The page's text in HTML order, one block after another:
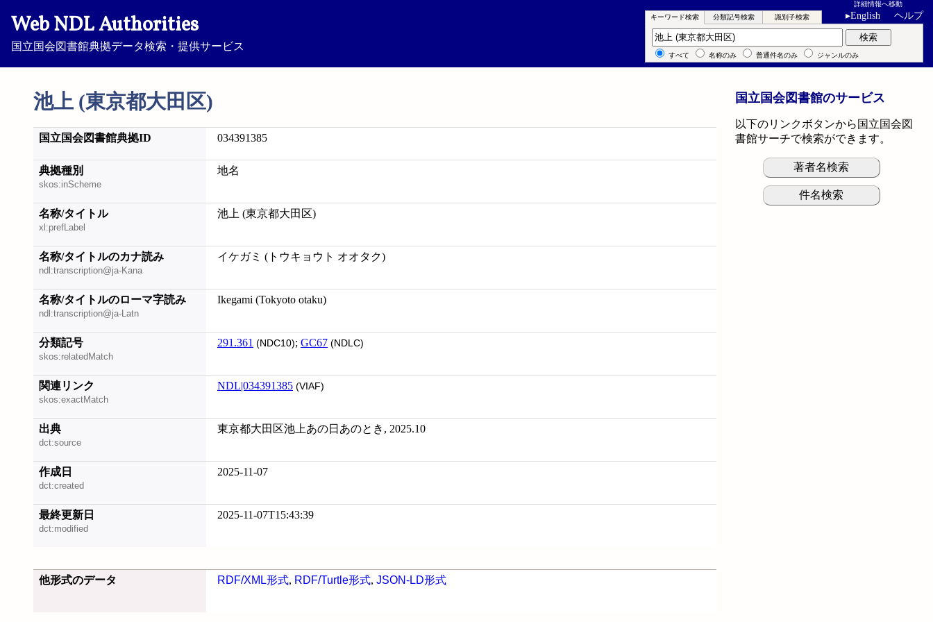
Web NDL Authorities
国立国会図書館典拠データ検索・提供サービス
詳細情報へ移動
▸English ヘルプ
池上 (東京都大田区)
キーワード検索 分類記号検索 識別子検索
キーワード検索 検索
すべて 名称のみ 普通件名のみ ジャンルのみ
国立国会図書館典拠ID 034391385
典拠種別
skos:inScheme
地名
名称/タイトル
xl:prefLabel
池上 (東京都大田区)
名称/タイトルのカナ読み
ndl:transcription@ja-Kana
イケガミ (トウキョウト オオタク)
名称/タイトルのローマ字読み
ndl:transcription@ja-Latn
Ikegami (Tokyoto otaku)
分類記号
skos:relatedMatch
291.361 (NDC10); GC67 (NDLC)
関連リンク
skos:exactMatch
NDL|034391385 (VIAF)
出典
dct:source
東京都大田区池上あの日あのとき, 2025.10
作成日
dct:created
2025-11-07
最終更新日
dct:modified
2025-11-07T15:43:39
他形式のデータ RDF/XML形式, RDF/Turtle形式, JSON-LD形式
国立国会図書館のサービス
以下のリンクボタンから国立国会図
書館サーチで検索ができます。
著者名検索
件名検索